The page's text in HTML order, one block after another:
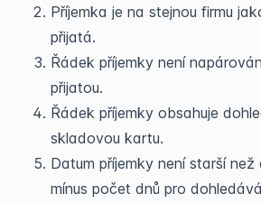
Příjemka je na stejnou firmu
přijatá.
Řádek příjemky není
přijatou.
Řádek příjemky obsahuje
skladovou kartu.
Datum příjemky není starší
mínus počet dnů pro